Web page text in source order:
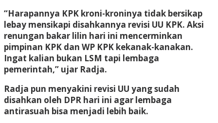
“Harapannya KPK kroni-kroninya tidak bersikap
lebay mensikapi disahkannya revisi UU KPK. Aksi
renungan bakar lilin hari ini mencerminkan
pimpinan KPK dan WP KPK kekanak-kanakan.
Ingat kalian bukan LSM tapi lembaga
pemerintah,” ujar Radja.
Radja pun menyakini revisi UU yang sudah
disahkan oleh DPR hari ini agar lembaga
antirasuah bisa menjadi lebih baik.